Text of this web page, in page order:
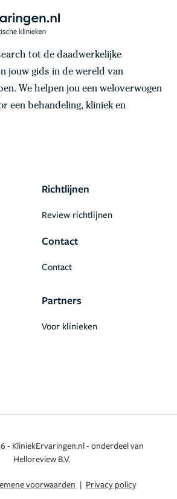
tot de daadwerkelijke
jouw gids in de wereld van
We helpen jou een weloverwogen
een behandeling, kliniek en
Richtlijnen
Review richtlijnen
Contact
Contact
Partners
Voor klinieken
- KliniekErvaringen.nl - onderdeel van
Helloreview B.V.
voorwaarden | Privacy policy